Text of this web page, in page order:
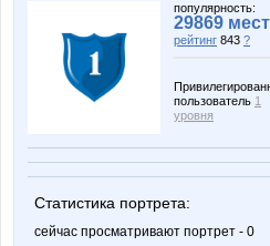
популярность:
29869
рейтинг 843 ?
пользователь 1
уровня
Статистика портрета:
сейчас просматривают портрет - 0